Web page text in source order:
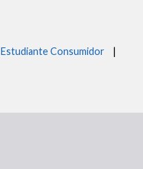
Estudiante Consumidor |